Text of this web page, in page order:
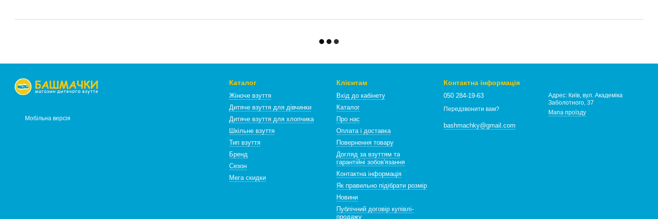
Мобільна версія
Каталог
Жіноче взуття
Дитяче взуття для дівчинки
Дитяче взуття для хлопчика
Шкільне взуття
Тип взуття
Бренд
Сезон
Мега скидки
Клієнтам
Вхід до кабінету
Каталог
Про нас
Оплата і доставка
Повернення товару
Догляд за взуттям та
гарантійні зобов'язання
Контактна інформація
Як правильно підібрати розмір
Новини
Публічний договір купівлі-
продажу
Контактна інформація
050 284-19-63
Передзвонити вам?
bashmachky@gmail.com
Адрес: Київ, вул. Академіка
Заболотного, 37
Мапа проїзду